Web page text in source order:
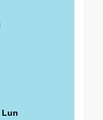
Lun